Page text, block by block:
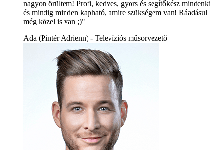
nagyon örültem! Profi, kedves, gyors és segítőkész mindenki
és mindig minden kapható, amire szükségem van! Ráadásul
még közel is van ;)"
Ada (Pintér Adrienn) - Televíziós műsorvezető